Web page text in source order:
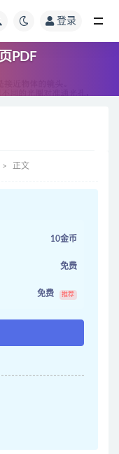
登录
PDF
正文
10金币
免费
免费 推荐